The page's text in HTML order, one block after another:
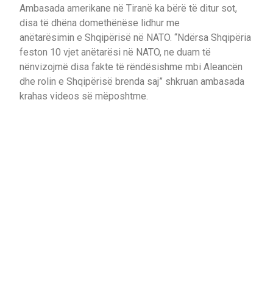
Ambasada amerikane në Tiranë ka bërë të ditur sot,
disa të dhëna domethënëse lidhur me
anëtarësimin e Shqipërisë në NATO. “Ndërsa Shqipëria
feston 10 vjet anëtarësi në NATO, ne duam të
nënvizojmë disa fakte të rëndësishme mbi Aleancën
dhe rolin e Shqipërisë brenda saj” shkruan ambasada
krahas videos së mëposhtme.